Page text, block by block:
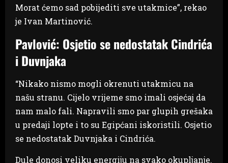
Morat ćemo sad pobijediti sve utakmice”, rekao
je Ivan Martinović.
Pavlović: Osjetio se nedostatak Cindrića
i Duvnjaka
“Nikako nismo mogli okrenuti utakmicu na
našu stranu. Cijelo vrijeme smo imali osjećaj da
nam malo fali. Napravili smo par glupih grešaka
u predaji lopte i to su Egipćani iskoristili. Osjetio
se nedostatak Duvnjaka i Cindrića.
Dule donosi veliku energiju na svako okupljanje.